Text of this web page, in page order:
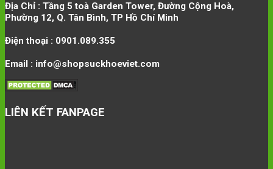
Địa Chỉ : Tầng 5 toà Garden Tower, Đường Cộng Hoà,
Phường 12, Q. Tân Bình, TP Hồ Chí Minh
Điện thoại : 0901.089.355
Email : info@shopsuckhoeviet.com
LIÊN KẾT FANPAGE